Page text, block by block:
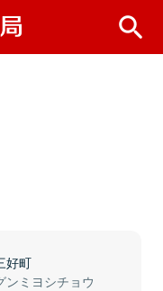
好町
ンミヨシチョウ